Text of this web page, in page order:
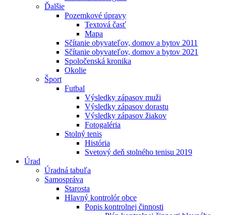
Ďalšie
Pozemkové úpravy
Textová časť
Mapa
Sčítanie obyvateľov, domov a bytov 2011
Sčítanie obyvateľov, domov a bytov 2021
Spoločenská kronika
Okolie
Šport
Futbal
Výsledky zápasov muži
Výsledky zápasov dorastu
Výsledky zápasov žiakov
Fotogaléria
Stolný tenis
História
Svetový deň stolného tenisu 2019
Úrad
Úradná tabuľa
Samospráva
Starosta
Hlavný kontrolór obce
Popis kontrolnej činnosti